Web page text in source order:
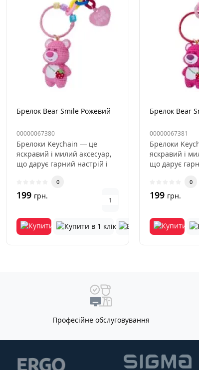
Брелок Bear Smile Рожевий
00000067380
Брелоки Keychain — це
яскравий і милий аксесуар,
що дарує гарний настрій і
0
199 грн.
Брелок Bear
00000067381
Брелоки
яскравий і
що дарує
0
199 грн.
Професійне обслуговування